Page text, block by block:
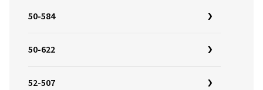
50-584
50-622
52-507